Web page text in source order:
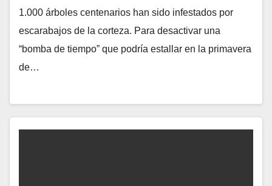
1.000 árboles centenarios han sido infestados por
escarabajos de la corteza. Para desactivar una
“bomba de tiempo” que podría estallar en la primavera
de…